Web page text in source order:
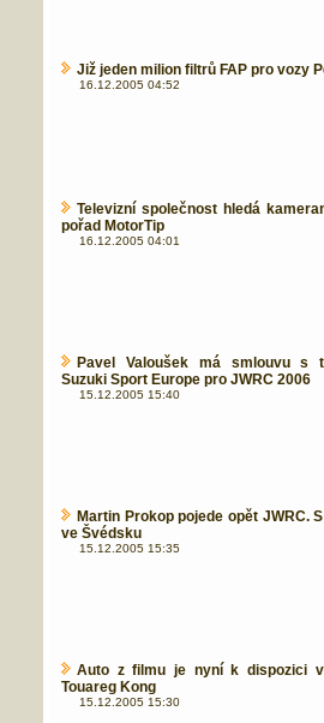
Již jeden milion filtrů FAP pro vozy
16.12.2005 04:52
Televizní společnost hledá
pořad MotorTip
16.12.2005 04:01
Pavel Valoušek má smlouvu s
Suzuki Sport Europe pro JWRC 2006
15.12.2005 15:40
Martin Prokop pojede opět JWRC.
ve Švédsku
15.12.2005 15:35
Auto z filmu je nyní k dispozici
Touareg Kong
15.12.2005 15:30